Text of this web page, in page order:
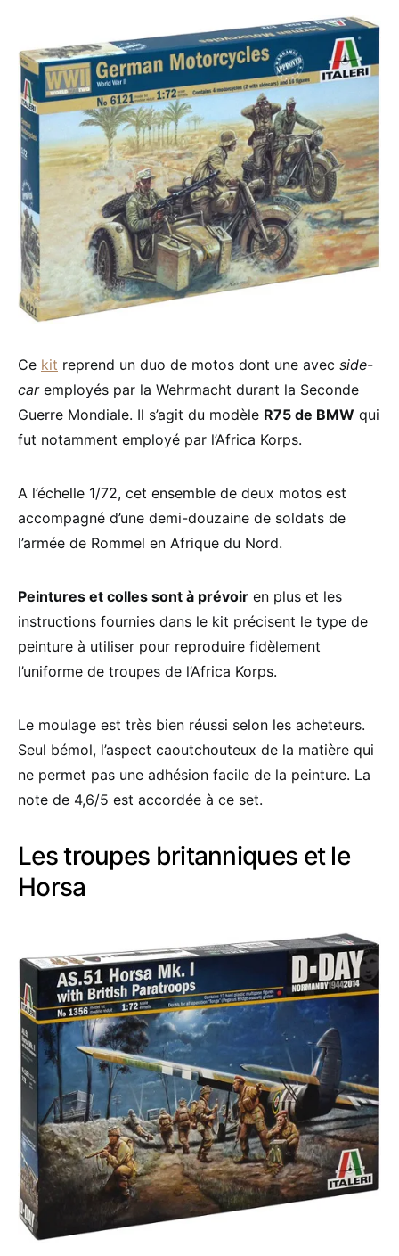
Ce kit reprend un duo de motos dont une avec side-
caremployés par la Wehrmacht durant la Seconde
Guerre Mondiale. Il s’agit du modèle R75 de BMW qui
fut notamment employé par l’Africa Korps.
A l’échelle 1/72, cet ensemble de deux motos est
accompagné d’une demi-douzaine de soldats de
l’armée de Rommel en Afrique du Nord.
Peintures et colles sont à prévoir en plus et les
instructions fournies dans le kit précisent le type de
peinture à utiliser pour reproduire fidèlement
l’uniforme de troupes de l’Africa Korps.
Le moulage est très bien réussi selon les acheteurs.
Seul bémol, l’aspect caoutchouteux de la matière qui
ne permet pas une adhésion facile de la peinture. La
note de 4,6/5 est accordée à ce set.
Les troupes britanniques et le
Horsa